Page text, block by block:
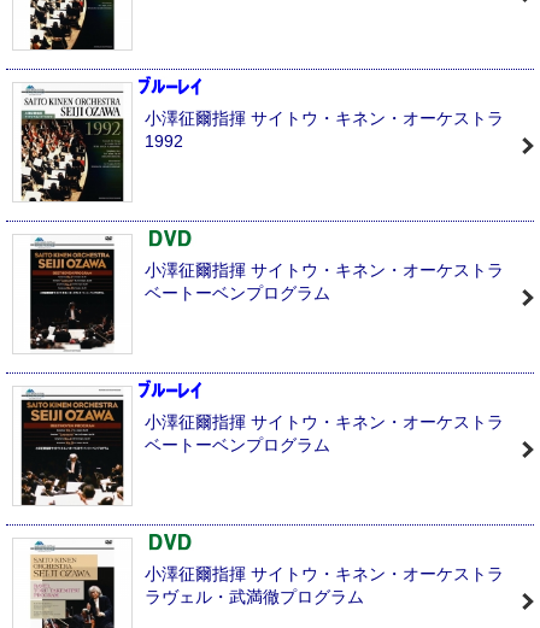
小澤征爾指揮 サイトウ・キネン・オーケストラ
1992
小澤征爾指揮 サイトウ・キネン・オーケストラ
ベートーベンプログラム
小澤征爾指揮 サイトウ・キネン・オーケストラ
ベートーベンプログラム
小澤征爾指揮 サイトウ・キネン・オーケストラ
ラヴェル・武満徹プログラム